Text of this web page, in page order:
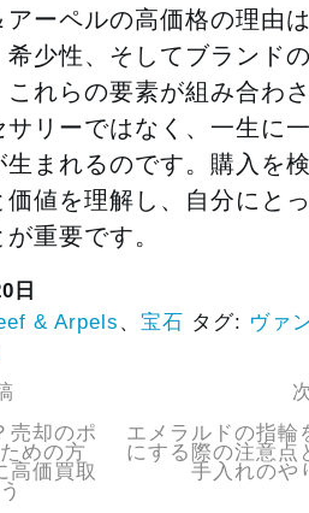
アーペルの高価格の理由
少性、そしてブランド
これらの要素が組み合わ
サリーではなく、一生に
まれるのです。購入を
価値を理解し、自分にと
重要です。
日
& Arpels、 宝石 タグ: ヴァ
売却のポ
めの方
高価買取
エメラルドの指輪
にする際の注意点
手入れ